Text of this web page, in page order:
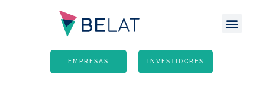
EMPRESAS INVESTIDORES